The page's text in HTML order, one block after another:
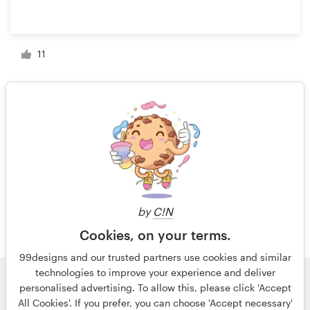
by C!N
Cookies, on your terms.
99designs and our trusted partners use cookies and similar
technologies to improve your experience and deliver
personalised advertising. To allow this, please click 'Accept
All Cookies'. If you prefer, you can choose 'Accept necessary'
11
1 de 12
© 99designs
por Vista
Termos e condições
Privacidade